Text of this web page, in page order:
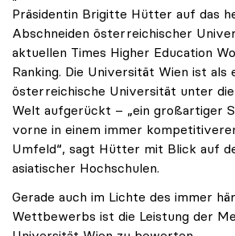
Präsidentin Brigitte Hütter auf das
Abschneiden österreichischer
aktuellen Times Higher Education
Ranking. Die Universität Wien ist als
österreichische Universität unter
Welt aufgerückt – „ein großartiger
vorne in einem immer
Umfeld“, sagt Hütter mit Blick auf
asiatischer Hochschulen.
Gerade auch im Lichte des immer
Wettbewerbs ist die Leistung der